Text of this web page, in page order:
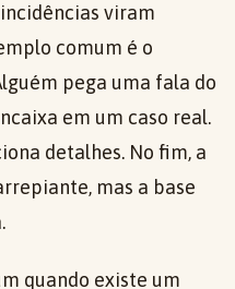
viram
comum é o
pega uma fala do
em um caso real.
detalhes. No fim, a
mas a base
quando existe um